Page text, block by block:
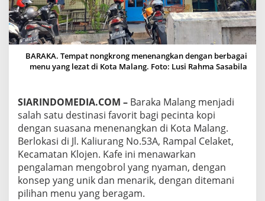
N
G
A
N
N
U
A
A
M
N
E
N
A
N
G
BARAKA. Tempat nongkrong menenangkan dengan berbagai
menu yang lezat di Kota Malang. Foto: Lusi Rahma Sasabila
SIARINDOMEDIA.COM – Baraka Malang menjadi
salah satu destinasi favorit bagi pecinta kopi
dengan suasana menenangkan di Kota Malang.
Berlokasi di Jl. Kaliurang No.53A, Rampal Celaket,
Kecamatan Klojen. Kafe ini menawarkan
pengalaman mengobrol yang nyaman, dengan
konsep yang unik dan menarik, dengan ditemani
pilihan menu yang beragam.